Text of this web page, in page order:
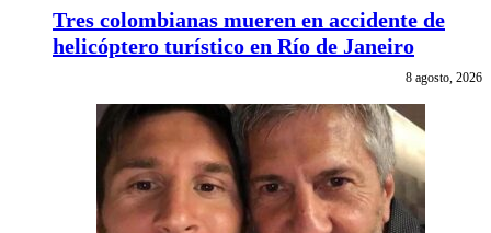
Tres colombianas mueren en accidente de
helicóptero turístico en Río de Janeiro
8 agosto, 2026